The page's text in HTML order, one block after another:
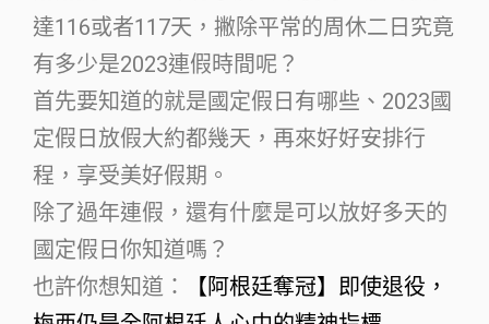
達116或者117天，撇除平常的周休二日究竟
有多少是2023連假時間呢？
首先要知道的就是國定假日有哪些、2023國
定假日放假大約都幾天，再來好好安排行
程，享受美好假期。
除了過年連假，還有什麼是可以放好多天的
國定假日你知道嗎？
也許你想知道：
【阿根廷奪冠】即使退役，